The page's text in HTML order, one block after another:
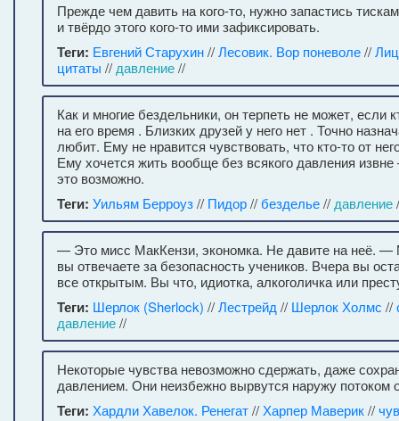
Прежде чем давить на кого‑то, нужно запастись
и твёрдо этого кого‑то ими зафиксировать.
Теги: Евгений Старухин//Лесовик. Вор поневоле//
цитаты // давление//
Как и многие бездельники, он терпеть не может, если
на его время . Близких друзей у него нет . Точно
любит. Ему не нравится чувствовать, что кто-то от
Ему хочется жить вообще без всякого давления
это возможно.
Теги: Уильям Берроуз// Пидор//безделье// давление
— Это мисс МакКензи, экономка. Не давите на неё.
вы отвечаете за безопасность учеников. Вчера вы
все открытым. Вы что, идиотка, алкоголичка или
Теги: Шерлок (Sherlock) //Лестрейд // Шерлок Холмс //
давление//
Некоторые чувства невозможно сдержать, даже
давлением. Они неизбежно вырвутся наружу
Теги: Хардли Хавелок. Ренегат// Харпер Маверик//